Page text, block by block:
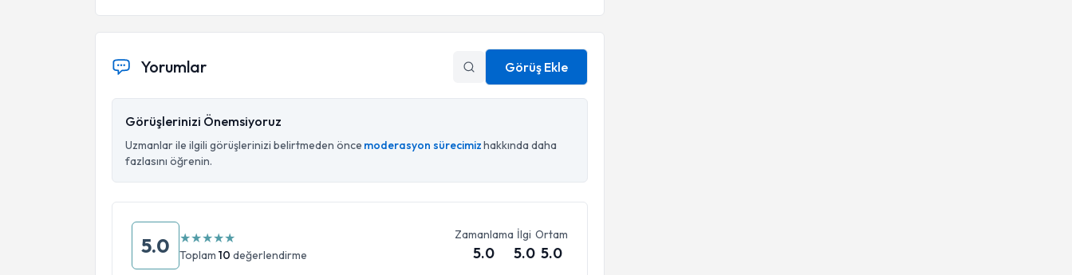
Yorumlar Görüş Ekle
Görüşlerinizi Önemsiyoruz
Uzmanlar ile ilgili görüşlerinizi belirtmeden önce moderasyon sürecimizhakkında daha
fazlasını öğrenin.
5.0 ★★★★★
Toplam 10 değerlendirme
Zamanlama
5.0
İlgi
5.0
Ortam
5.0